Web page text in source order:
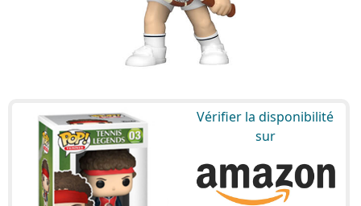
Vérifier la disponibilité
sur